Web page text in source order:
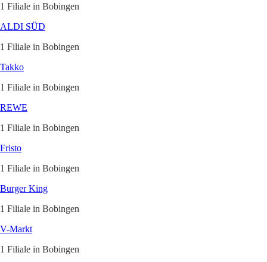
1 Filiale in Bobingen
ALDI SÜD
1 Filiale in Bobingen
Takko
1 Filiale in Bobingen
REWE
1 Filiale in Bobingen
Fristo
1 Filiale in Bobingen
Burger King
1 Filiale in Bobingen
V-Markt
1 Filiale in Bobingen